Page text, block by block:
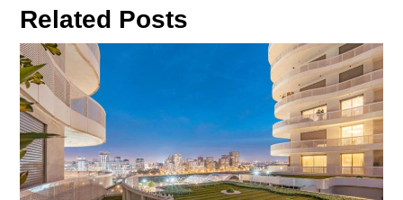
Related Posts